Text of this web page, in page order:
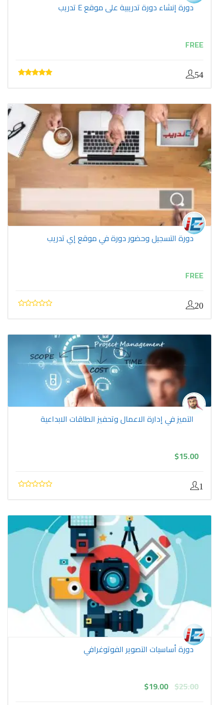
دورة إنشاء دورة تدريبية على موقع E تدريب
FREE
54
دورة التسجيل وحضور دورة في موقع إي تدريب
FREE
20
التميز في إدارة الاعمال وتحفيز الطاقات الابداعية
$15.00
1
دورة أساسيات التصوير الفوتوغرافي
$25.00 السعر $19.00 السعر